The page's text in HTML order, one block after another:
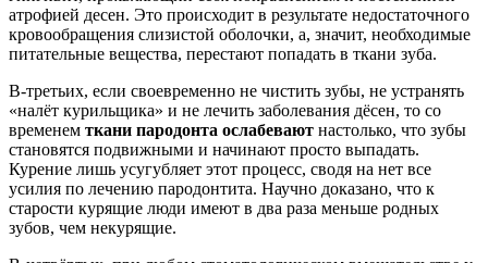
атрофией десен. Это происходит в результате недостаточного
кровообращения слизистой оболочки, а, значит, необходимые
питательные вещества, перестают попадать в ткани зуба.
В-третьих, если своевременно не чистить зубы, не устранять
«налёт курильщика» и не лечить заболевания дёсен, то со
временем ткани пародонта ослабевают настолько, что зубы
становятся подвижными и начинают просто выпадать.
Курение лишь усугубляет этот процесс, сводя на нет все
усилия по лечению пародонтита. Научно доказано, что к
старости курящие люди имеют в два раза меньше родных
зубов, чем некурящие.